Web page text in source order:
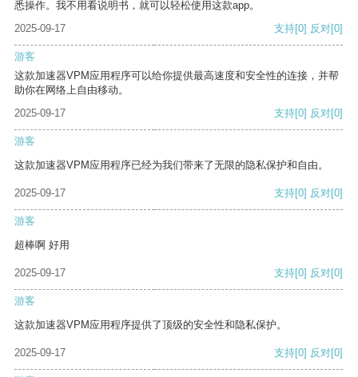
悉操作。我不用看说明书，就可以轻松使用这款app。
2025-09-17
支持[0] 反对[0]
游客
这款加速器VPM应用程序可以给你提供最高速度和安全性的连接，并帮
助你在网络上自由移动。
2025-09-17
支持[0] 反对[0]
游客
这款加速器VPM应用程序已经为我们带来了无限的隐私保护和自由。
2025-09-17 支持[0] 反对[0]
游客
超棒啊 好用
2025-09-17 支持[0] 反对[0]
游客
这款加速器VPM应用程序提供了顶级的安全性和隐私保护。
2025-09-17 支持[0] 反对[0]